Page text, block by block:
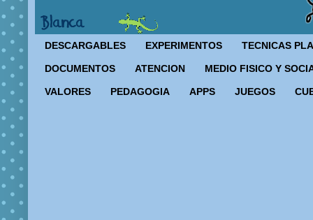
DESCARGABLES EXPERIMENTOS TECNICAS
DOCUMENTOS ATENCION MEDIO FISICO Y
VALORES PEDAGOGIA APPS JUEGOS